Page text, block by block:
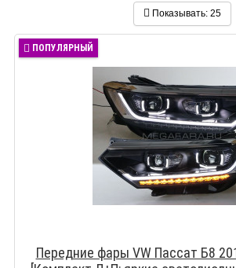
Показывать: 25
ПОПУЛЯРНЫЙ
Передние фары VW Пассат Б8